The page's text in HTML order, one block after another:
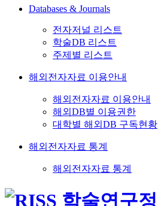
Databases & Journals
전자저널 리스트
학술DB 리스트
주제별 리스트
해외전자자료 이용안내
해외전자자료 이용안내
해외DB별 이용권한
대학별 해외DB 구독현황
해외전자자료 통계
해외전자자료 통계